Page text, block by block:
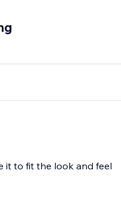
it to fit the look and feel